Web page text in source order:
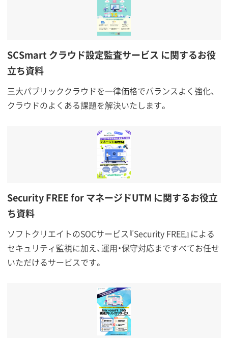
SCSmart クラウド設定監査サービス に関するお役
立ち資料
三大パブリッククラウドを一律価格でバランスよく強化、
クラウドのよくある課題を解決いたします。
Security FREE for マネージドUTM に関するお役立
ち資料
ソフトクリエイトのSOCサービス『Security FREE』による
セキュリティ監視に加え、運用・保守対応まですべてお任せ
いただけるサービスです。